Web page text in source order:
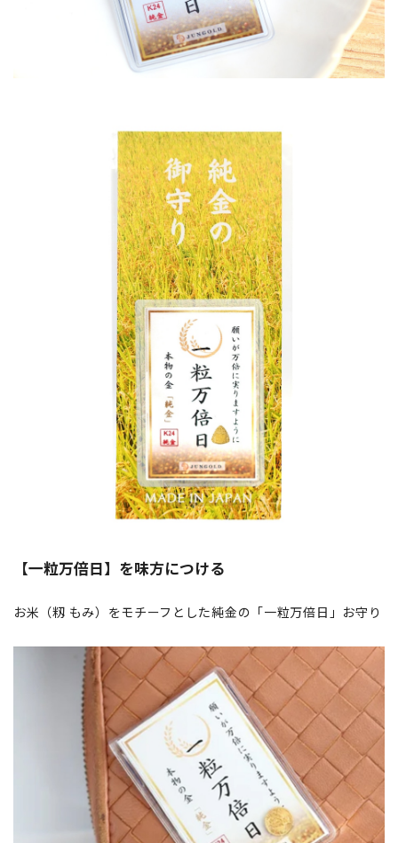
【一粒万倍日】を味方につける
お米（籾 もみ）をモチーフとした純金の「一粒万倍日」お守り